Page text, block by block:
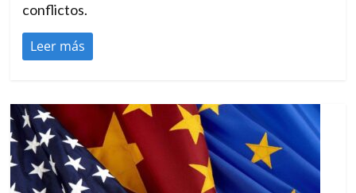
conflictos.
Leer más